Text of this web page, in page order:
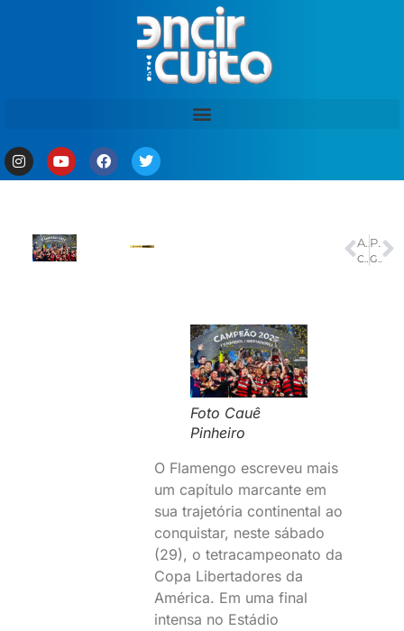
Foto Cauê
Pinheiro
O Flamengo escreveu mais
um capítulo marcante em
sua trajetória continental ao
conquistar, neste sábado
(29), o tetracampeonato da
Copa Libertadores da
América. Em uma final
intensa no Estádio
ANTERIOR
Cruzeiro empata com Ceará e sai da briga pelo título do Brasileirão
PRÓXIMO
Governo Presente recebe nova unidade do Castramóvel entregue por Wilson Lima no Viver Melhor